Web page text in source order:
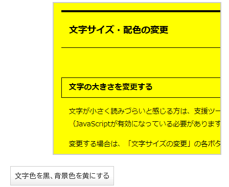
文字色を黒、背景色を黄にする